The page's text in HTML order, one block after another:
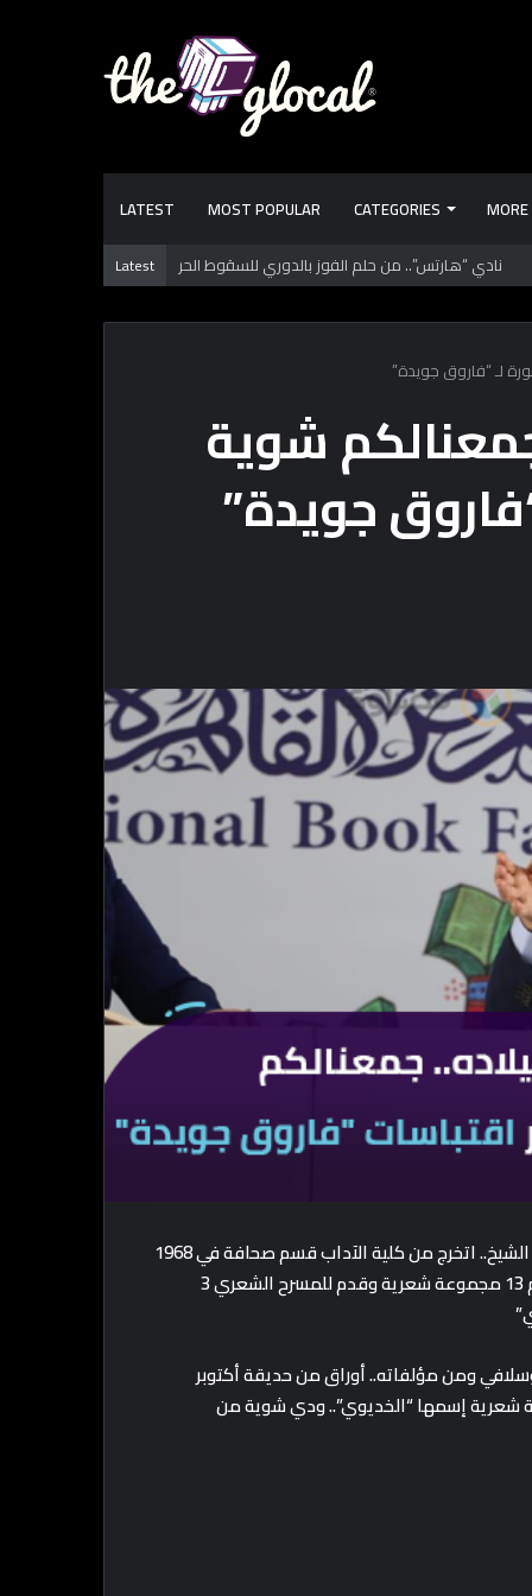
LATEST MOST POPULAR CATEGORIES MORE
Latest تعرفها عن طرابزون سبور.. فريق “محمد صـلاح” الجديد
لـ “فاروق جويدة”
شوية
جويدة”
فاروق جويدة هو شاعر مصري اتولد سنة 1946 في محافظة كفر الشيخ.. اتخرج من كلية الآداب قسم صحافة في 1968
وحاليًا هو رئيس القسم الثقافي بالأهرام.. قدم 20 كتاب من بينهم 13 مجموعة شعرية وقدم للمسرح الشعري 3
ومن مؤلفاته.. أوراق من حديقة أكتوبر
شعرية إسمها “الخديوي”.. ودي شوية من